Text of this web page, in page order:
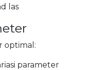
las
optimal:
parameter